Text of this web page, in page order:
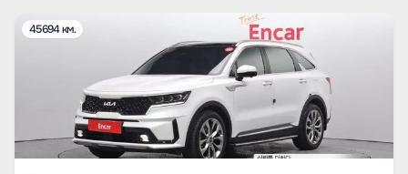
45694 км.